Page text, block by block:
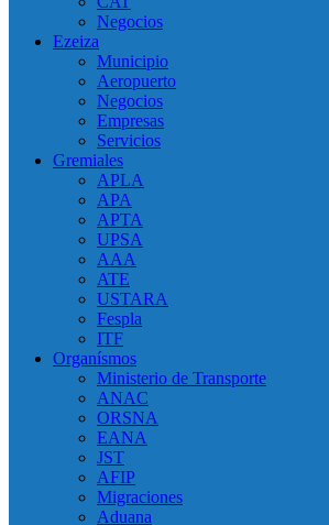
Negocios
Ezeiza
Municipio
Aeropuerto
Negocios
Empresas
Servicios
Gremiales
APLA
APA
APTA
UPSA
AAA
ATE
USTARA
Fespla
ITF
Organísmos
Ministerio de Transporte
ANAC
ORSNA
EANA
JST
AFIP
Migraciones
Aduana